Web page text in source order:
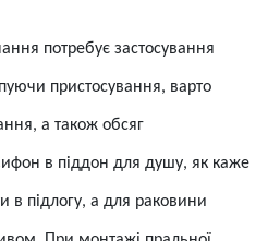
потребує застосування
пристосування, варто
а також обсяг
в піддон для душу, як каже
в підлогу, а для раковини